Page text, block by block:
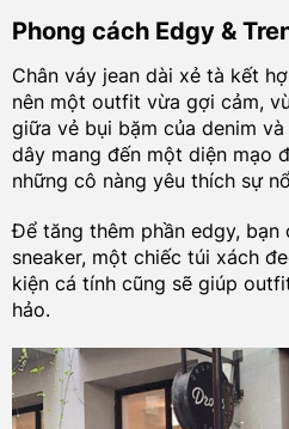
Phong cách Edgy &
Chân váy jean dài xẻ tà kết
nên một outfit vừa gợi cảm,
giữa vẻ bụi bặm của denim
dây mang đến một diện mạo
những cô nàng yêu thích sự
Để tăng thêm phần edgy,
sneaker, một chiếc túi xách
kiện cá tính cũng sẽ giúp
hảo.